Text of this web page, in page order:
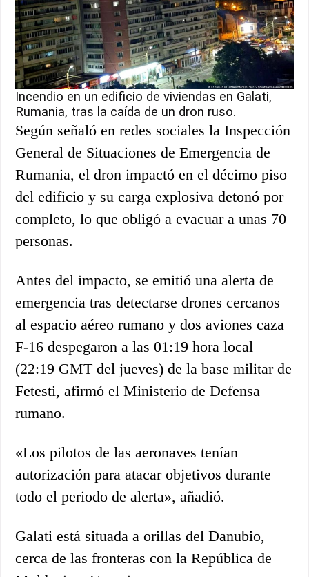
Incendio en un edificio de viviendas en Galati,
Rumania, tras la caída de un dron ruso.
Según señaló en redes sociales la Inspección
General de Situaciones de Emergencia de
Rumania, el dron impactó en el décimo piso
del edificio y su carga explosiva detonó por
completo, lo que obligó a evacuar a unas 70
personas.
Antes del impacto, se emitió una alerta de
emergencia tras detectarse drones cercanos
al espacio aéreo rumano y dos aviones caza
F-16 despegaron a las 01:19 hora local
(22:19 GMT del jueves) de la base militar de
Fetesti, afirmó el Ministerio de Defensa
rumano.
«Los pilotos de las aeronaves tenían
autorización para atacar objetivos durante
todo el periodo de alerta», añadió.
Galati está situada a orillas del Danubio,
cerca de las fronteras con la República de